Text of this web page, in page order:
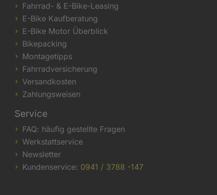
Fahrrad- & E-Bike-Leasing
E-Bike Kaufberatung
E-Bike Motor Überblick
Bikepacking
Montagetipps
Fahrradversicherung
Versandkosten
Zahlungsweisen
Service
FAQ: häufig gestellte Fragen
Werkstattservice
Newsletter
Kundenservice: 0941 / 3788 -147